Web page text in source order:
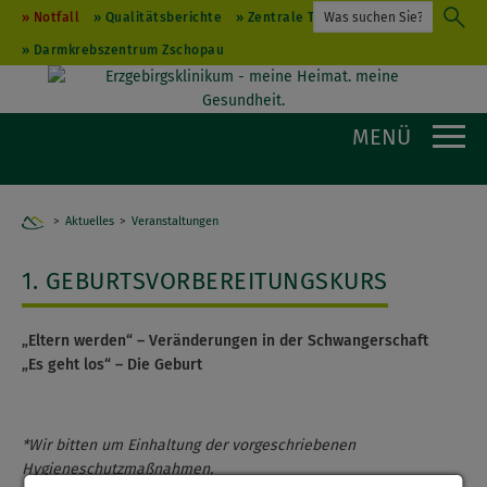
Notfall Qualitätsberichte Zentrale Terminvergabe
Darmkrebszentrum Zschopau
MENÜ
Home
Aktuelles Veranstaltungen
1. GEBURTSVORBEREITUNGSKURS
„Eltern werden“ – Veränderungen in der Schwangerschaft
„Es geht los“ – Die Geburt
*Wir bitten um Einhaltung der vorgeschriebenen
Hygieneschutzmaßnahmen.